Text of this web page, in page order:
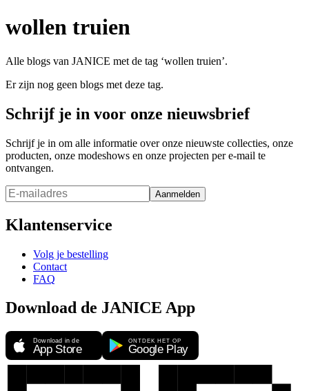
wollen truien
Alle blogs van JANICE met de tag ‘wollen truien’.
Er zijn nog geen blogs met deze tag.
Schrijf je in voor onze nieuwsbrief
Schrijf je in om alle informatie over onze nieuwste collecties, onze
producten, onze modeshows en onze projecten per e-mail te
ontvangen.
Aanmelden
Klantenservice
Volg je bestelling
Contact
FAQ
Download de JANICE App